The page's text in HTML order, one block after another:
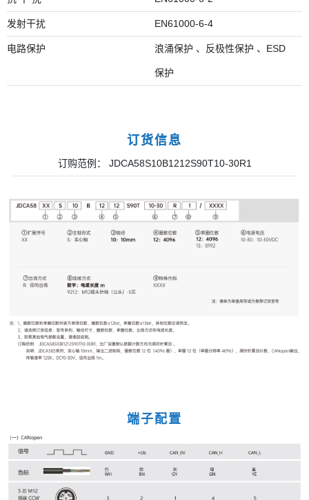
发射干扰 EN61000-6-4
电路保护 浪涌保护 、反极性保护 、ESD
保护
订货信息
订购范例： JDCA58S10B1212S90T10-30R1
端子配置